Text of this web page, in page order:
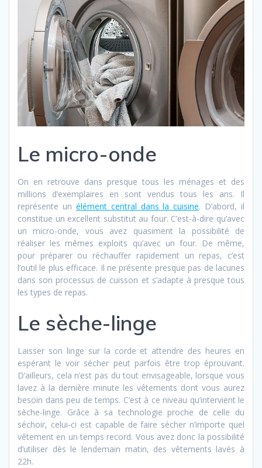
Le micro-onde
On en retrouve dans presque tous les ménages et des
millions d’exemplaires en sont vendus tous les ans. Il
représente un élément central dans la cuisine. D’abord, il
constitue un excellent substitut au four. C’est-à-dire qu’avec
un micro-onde, vous avez quasiment la possibilité de
réaliser les mêmes exploits qu’avec un four. De même,
pour préparer ou réchauffer rapidement un repas, c’est
l’outil le plus efficace. Il ne présente presque pas de lacunes
dans son processus de cuisson et s’adapte à presque tous
les types de repas.
Le sèche-linge
Laisser son linge sur la corde et attendre des heures en
espérant le voir sécher peut parfois être trop éprouvant.
D’ailleurs, cela n’est pas du tout envisageable, lorsque vous
lavez à la dernière minute les vêtements dont vous aurez
besoin dans peu de temps. C’est à ce niveau qu’intervient le
sèche-linge. Grâce à sa technologie proche de celle du
séchoir, celui-ci est capable de faire sécher n’importe quel
vêtement en un temps record. Vous avez donc la possibilité
d’utiliser dès le lendemain matin, des vêtements lavés à
22h.